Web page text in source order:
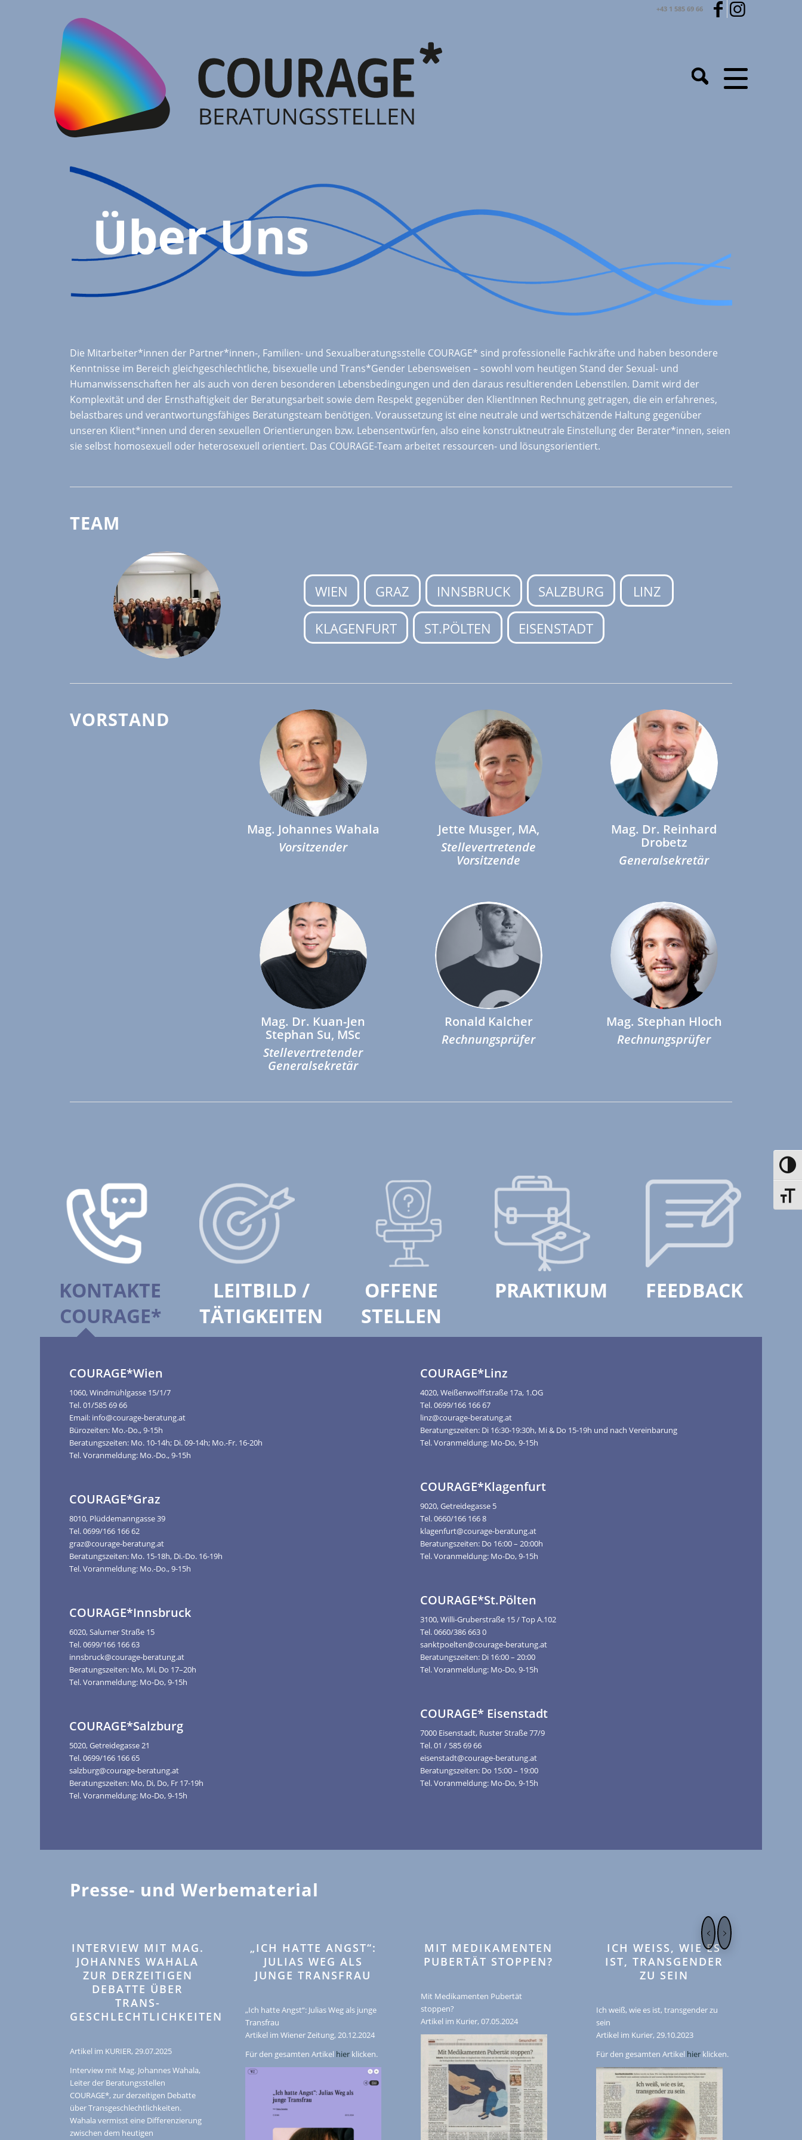
+43 1 585 69 66
Die Mitarbeiter*innen der Partner*innen-, Familien- und Sexualberatungsstelle COURAGE* sind professionelle Fachkräfte und haben besondere
Kenntnisse im Bereich gleichgeschlechtliche, bisexuelle und Trans*Gender Lebensweisen – sowohl vom heutigen Stand der Sexual- und
Humanwissenschaften her als auch von deren besonderen Lebensbedingungen und den daraus resultierenden Lebenstilen. Damit wird der
Komplexität und der Ernsthaftigkeit der Beratungsarbeit sowie dem Respekt gegenüber den KlientInnen Rechnung getragen, die ein erfahrenes,
belastbares und verantwortungsfähiges Beratungsteam benötigen. Voraussetzung ist eine neutrale und wertschätzende Haltung gegenüber
unseren Klient*innen und deren sexuellen Orientierungen bzw. Lebensentwürfen, also eine konstruktneutrale Einstellung der Berater*innen, seien
sie selbst homosexuell oder heterosexuell orientiert. Das COURAGE-Team arbeitet ressourcen- und lösungsorientiert.
TEAM
WIEN GRAZ INNSBRUCK SALZBURG LINZ
KLAGENFURT ST.PÖLTEN EISENSTADT
VORSTAND
Mag. Johannes Wahala
Vorsitzender
Jette Musger, MA,
Stellevertretende
Vorsitzende
Mag. Dr. Reinhard
Drobetz
Generalsekretär
Mag. Dr. Kuan-Jen
Stephan Su, MSc
Stellevertretender
Generalsekretär
Ronald Kalcher
Rechnungsprüfer
Mag. Stephan Hloch
Rechnungsprüfer
KONTAKTE
COURAGE*
LEITBILD /
TÄTIGKEITEN
OFFENE
STELLEN
PRAKTIKUM FEEDBACK
COURAGE*Wien
1060, Windmühlgasse 15/1/7
Tel. 01/585 69 66
Email: info@courage-beratung.at
Bürozeiten: Mo.-Do., 9-15h
Beratungszeiten: Mo. 10-14h; Di. 09-14h; Mo.-Fr. 16-20h
Tel. Voranmeldung: Mo.-Do., 9-15h
COURAGE*Graz
8010, Plüddemanngasse 39
Tel. 0699/166 166 62
graz@courage-beratung.at
Beratungszeiten: Mo. 15-18h, Di.-Do. 16-19h
Tel. Voranmeldung: Mo.-Do., 9-15h
COURAGE*Innsbruck
6020, Salurner Straße 15
Tel. 0699/166 166 63
innsbruck@courage-beratung.at
Beratungszeiten: Mo, Mi, Do 17–20h
Tel. Voranmeldung: Mo-Do, 9-15h
COURAGE*Salzburg
5020, Getreidegasse 21
Tel. 0699/166 166 65
salzburg@courage-beratung.at
Beratungszeiten: Mo, Di, Do, Fr 17-19h
Tel. Voranmeldung: Mo-Do, 9-15h
COURAGE*Linz
4020, Weißenwolffstraße 17a, 1.OG
Tel. 0699/166 166 67
linz@courage-beratung.at
Beratungszeiten: Di 16:30-19:30h, Mi & Do 15-19h und nach Vereinbarung
Tel. Voranmeldung: Mo-Do, 9-15h
COURAGE*Klagenfurt
9020, Getreidegasse 5
Tel. 0660/166 166 8
klagenfurt@courage-beratung.at
Beratungszeiten: Do 16:00 – 20:00h
Tel. Voranmeldung: Mo-Do, 9-15h
COURAGE*St.Pölten
3100, Willi-Gruberstraße 15 / Top A.102
Tel. 0660/386 663 0
sanktpoelten@courage-beratung.at
Beratungszeiten: Di 16:00 – 20:00
Tel. Voranmeldung: Mo-Do, 9-15h
COURAGE* Eisenstadt
7000 Eisenstadt, Ruster Straße 77/9
Tel. 01 / 585 69 66
eisenstadt@courage-beratung.at
Beratungszeiten: Do 15:00 – 19:00
Tel. Voranmeldung: Mo-Do, 9-15h
Presse- und Werbematerial
INTERVIEW MIT MAG.
JOHANNES WAHALA
ZUR DERZEITIGEN
DEBATTE ÜBER
TRANS-
GESCHLECHTLICHKEITEN
Artikel im KURIER, 29.07.2025
Interview mit Mag. Johannes Wahala,
Leiter der Beratungsstellen
COURAGE*, zur derzeitigen Debatte
über Transgeschlechtlichkeiten.
Wahala vermisst eine Differenzierung
zwischen dem heutigen
„ICH HATTE ANGST“:
JULIAS WEG ALS
JUNGE TRANSFRAU
„Ich hatte Angst“: Julias Weg als junge
Transfrau
Artikel im Wiener Zeitung, 20.12.2024
Für den gesamten Artikel hier klicken.
MIT MEDIKAMENTEN
PUBERTÄT STOPPEN?
Mit Medikamenten Pubertät
stoppen?
Artikel im Kurier, 07.05.2024
ICH WEISS, WIE ES I
ST, TRANSGENDER Z
U SEIN
Ich weiß, wie es ist, transgender zu
sein
Artikel im Kurier, 29.10.2023
Für den gesamten Artikel hier klicken.